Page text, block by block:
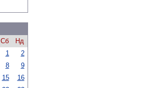
Сб
Нд
1
2
8
9
15
16